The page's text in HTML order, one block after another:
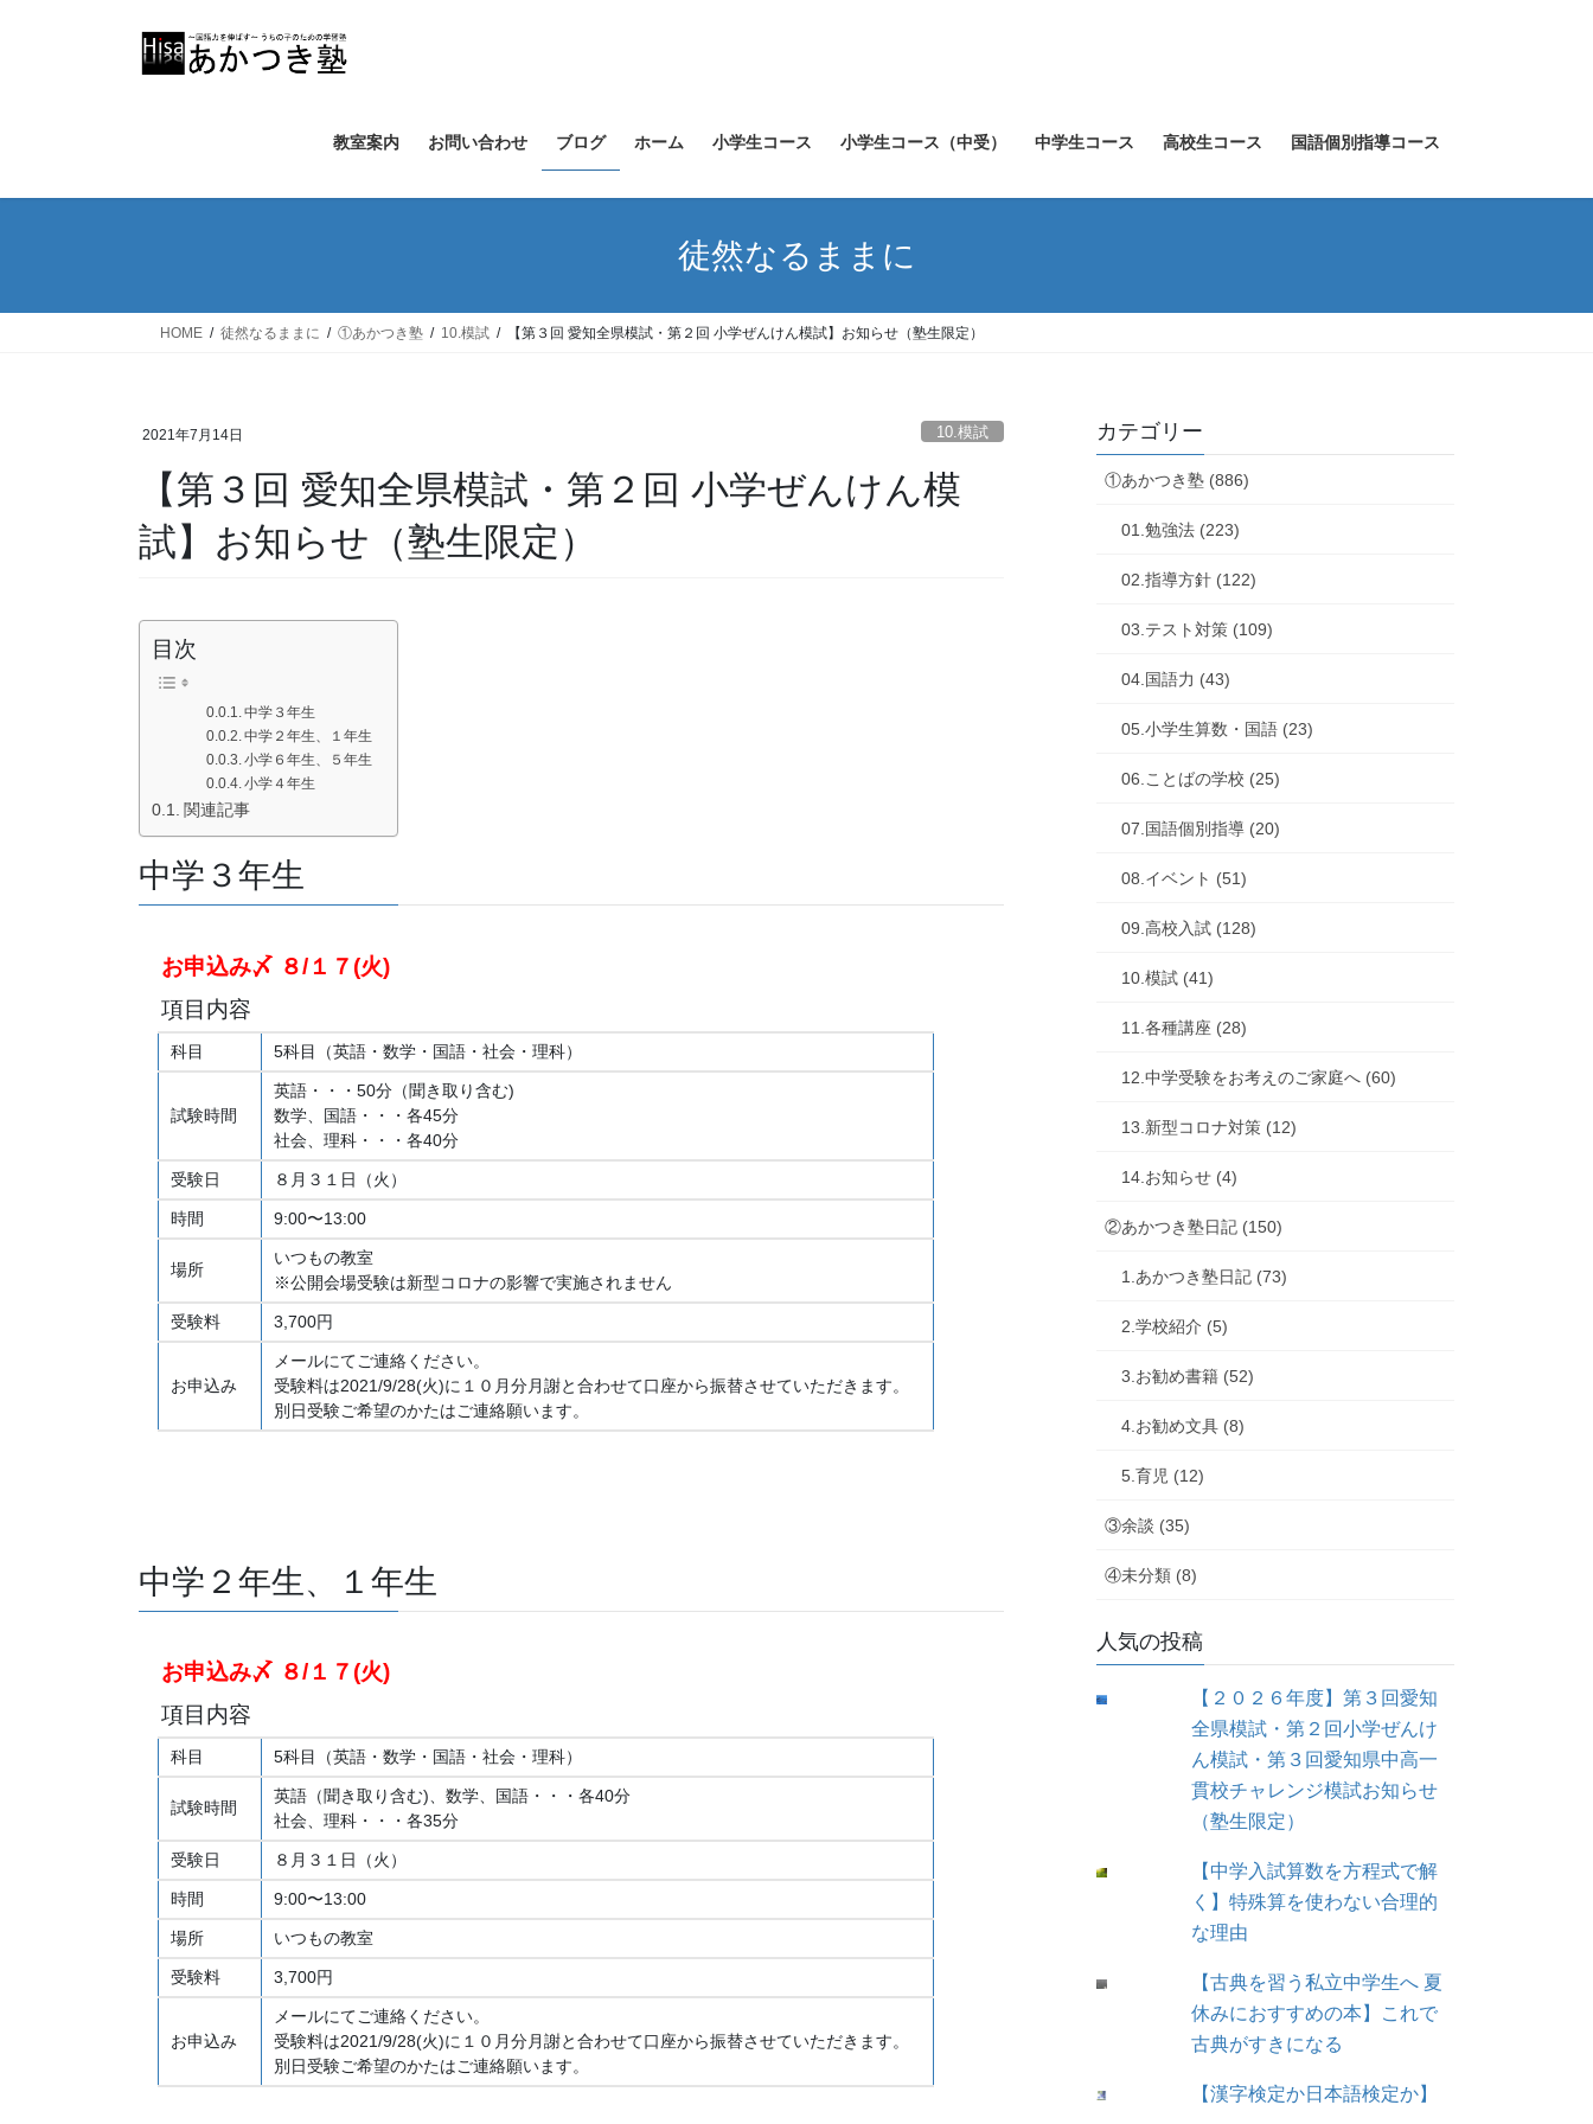
教室案内 お問い合わせ ブログ ホーム 小学生コース 小学生コース（中受） 中学生コース 高校生コース 国語個別指導コース
徒然なるままに
HOME 徒然なるままに ①あかつき塾 10.模試 【第３回 愛知全県模試・第２回 小学ぜんけん模試】お知らせ（塾生限定）
2021年7月14日 10.模試
【第３回 愛知全県模試・第２回 小学ぜんけん模
試】お知らせ（塾生限定）
目次
中学３年生
中学２年生、１年生
小学６年生、５年生
小学４年生
関連記事
中学３年生
お申込み〆 ８/１７(火)
項目内容
科目 5科目（英語・数学・国語・社会・理科）
試験時間
英語・・・50分（聞き取り含む)
数学、国語・・・各45分
社会、理科・・・各40分
受験日 ８月３１日（火）
時間 9:00〜13:00
場所
いつもの教室
※公開会場受験は新型コロナの影響で実施されません
受験料 3,700円
お申込み
メールにてご連絡ください。
受験料は2021/9/28(火)に１０月分月謝と合わせて口座から振替させていただきます。
別日受験ご希望のかたはご連絡願います。
中学２年生、１年生
お申込み〆 ８/１７(火)
項目内容
科目 5科目（英語・数学・国語・社会・理科）
試験時間
英語（聞き取り含む)、数学、国語・・・各40分
社会、理科・・・各35分
受験日 ８月３１日（火）
時間 9:00〜13:00
場所 いつもの教室
受験料 3,700円
お申込み
メールにてご連絡ください。
受験料は2021/9/28(火)に１０月分月謝と合わせて口座から振替させていただきます。
別日受験ご希望のかたはご連絡願います。
カテゴリー
①あかつき塾 (886)
01.勉強法 (223)
02.指導方針 (122)
03.テスト対策 (109)
04.国語力 (43)
05.小学生算数・国語 (23)
06.ことばの学校 (25)
07.国語個別指導 (20)
08.イベント (51)
09.高校入試 (128)
10.模試 (41)
11.各種講座 (28)
12.中学受験をお考えのご家庭へ (60)
13.新型コロナ対策 (12)
14.お知らせ (4)
②あかつき塾日記 (150)
1.あかつき塾日記 (73)
2.学校紹介 (5)
3.お勧め書籍 (52)
4.お勧め文具 (8)
5.育児 (12)
③余談 (35)
④未分類 (8)
人気の投稿
【２０２６年度】第３回愛知
全県模試・第２回小学ぜんけ
ん模試・第３回愛知県中高一
貫校チャレンジ模試お知らせ
（塾生限定）
【中学入試算数を方程式で解
く】特殊算を使わない合理的
な理由
【古典を習う私立中学生へ 夏
休みにおすすめの本】これで
古典がすきになる
【漢字検定か日本語検定か】